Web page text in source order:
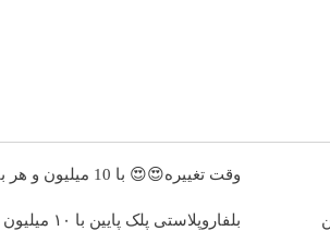
وقت تغییره😍😍 با 10 میلیون و هر بانک مو، موی طبیعی بکار
بلفاروپلاستی پلک پایین با ۱۰ میلیون تخفیف فقط 3۵ میلیون 👀